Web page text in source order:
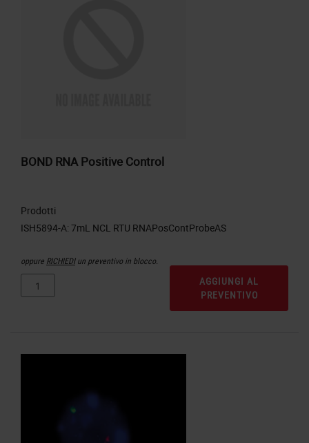
BOND RNA Positive Control
Prodotti
oppure RICHIEDIun preventivo in blocco.
AGGIUNGI AL
PREVENTIVO